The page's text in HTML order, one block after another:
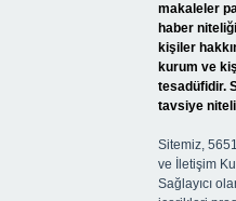
makaleler
haber
kişiler
kurum ve
tesadüfidir.
tavsiye
Sitemiz,
ve İletişim
Sağlayıcı